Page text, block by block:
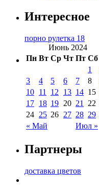
Интересное
порно рулетка 18
Июнь 2024
Пн Вт Ср Чт Пт Сб
« Май Июл »
1
3
4 5 6 7 8
10 11 12 13 14 15
17 18 19 20 21 22
24 25 26 27 28 29
Партнеры
доставка цветов